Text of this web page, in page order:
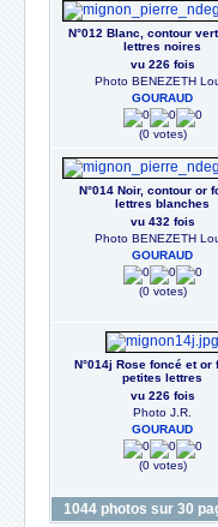
N°012 Blanc, contour
lettres noires
vu 226 fois
Photo BENEZETH
GOURAUD
(0 votes)
N°014 Noir, contour or
lettres blanches
vu 432 fois
Photo BENEZETH
GOURAUD
(0 votes)
N°014j Rose foncé et or
petites lettres
vu 226 fois
Photo J.R.
GOURAUD
(0 votes)
1044 photos sur 30